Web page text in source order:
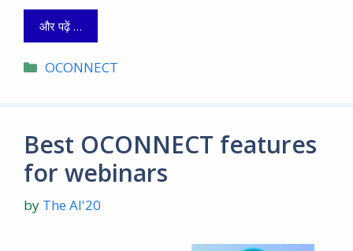
और पढ़ें …
Categories
OCONNECT
Best OCONNECT features
for webinars
by The AI'20